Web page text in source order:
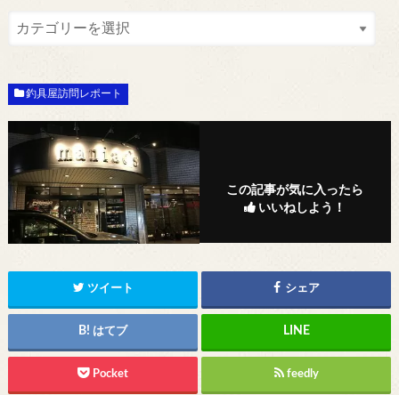
釣具屋訪問レポート
この記事が気に入ったら
いいねしよう！
ツイート シェア
はてブ
Pocket feedly